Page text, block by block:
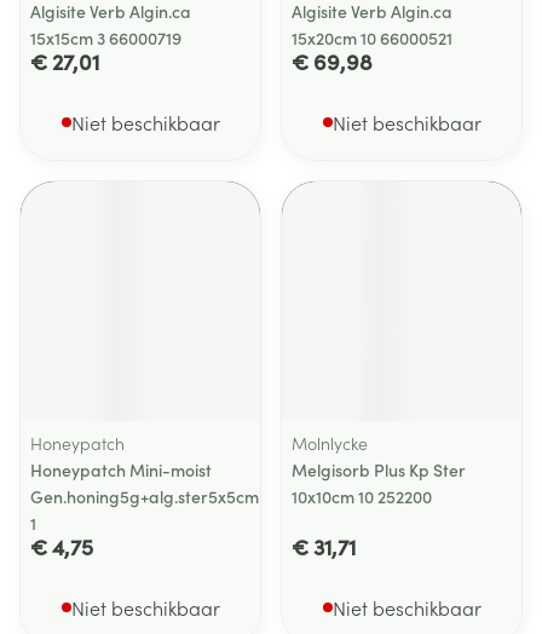
Algisite Verb Algin.ca
15x15cm 3 66000719
€ 27,01
Niet beschikbaar
Algisite Verb Algin.ca
15x20cm 10 66000521
€ 69,98
Niet beschikbaar
Honeypatch
Honeypatch Mini-moist
Gen.honing5g+alg.ster5x5cm
1
€ 4,75
Niet beschikbaar
Molnlycke
Melgisorb Plus Kp Ster
10x10cm 10 252200
€ 31,71
Niet beschikbaar